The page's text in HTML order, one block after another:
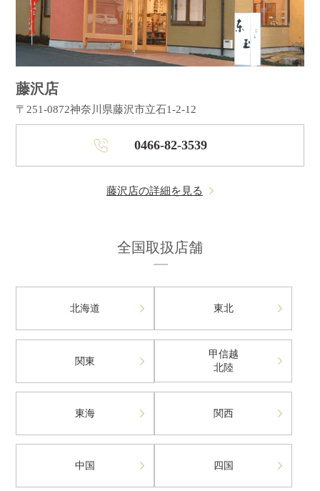
藤沢店
〒251-0872神奈川県藤沢市立石1-2-12
0466-82-3539
藤沢店の詳細を見る
全国取扱店舗
北海道 東北
関東
甲信越
北陸
東海 関西
中国 四国